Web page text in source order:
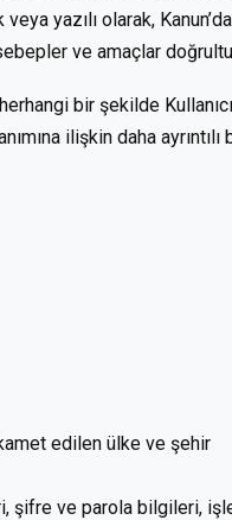
yazılı olarak,
ve amaçlar
bir şekilde
ilişkin daha
edilen ülke ve şehir
şifre ve parola bilgileri,